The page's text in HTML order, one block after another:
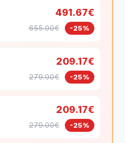
491.67€
655.00€ -25%
209.17€
279.00€ -25%
209.17€
279.00€ -25%